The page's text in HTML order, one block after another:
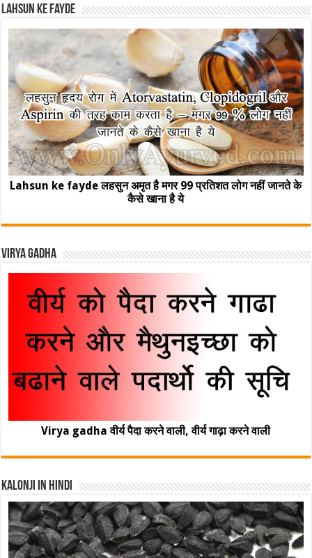
Lahsun ke fayde
Lahsun ke fayde लहसुन अमृत है मगर 99 प्रतिशत लोग नहीं जानते के
कैसे खाना है ये
Virya Gadha
Virya gadha वीर्य पैदा करने वाली, वीर्य गाढ़ा करने वाली
Kalonji In Hindi